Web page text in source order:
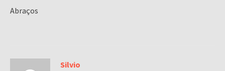
Abraços
Silvio